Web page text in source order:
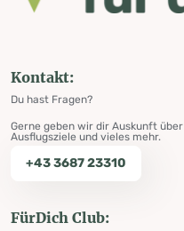
Kontakt:
Du hast Fragen?
Gerne geben wir dir Auskunft
Ausflugsziele und vieles mehr.
+43 3687 23310
FürDich Club: